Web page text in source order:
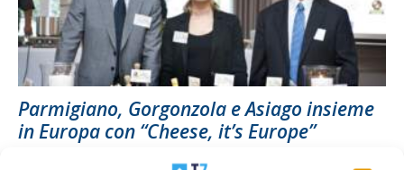
Parmigiano, Gorgonzola e Asiago insieme
in Europa con “Cheese, it’s Europe”